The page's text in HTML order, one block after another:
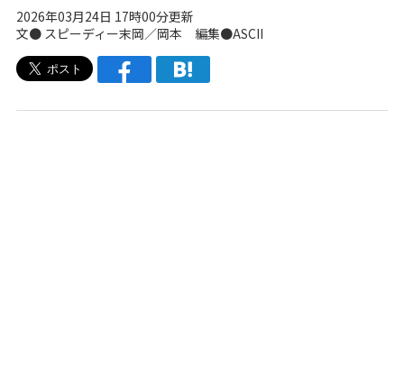
2026年03月24日 17時00分更新
文● スピーディー末岡／岡本 編集●ASCII